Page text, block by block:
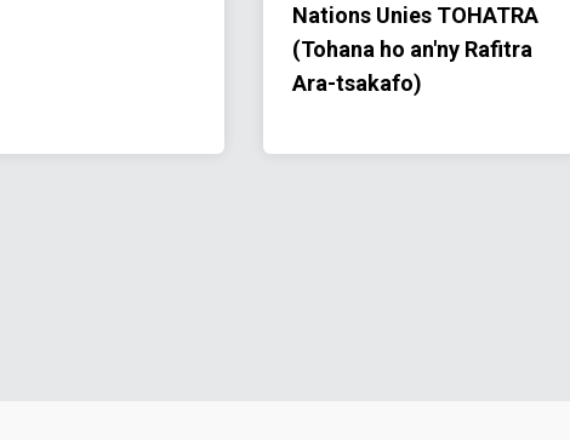
Nations Unies TOHATRA
(Tohana ho an'ny Rafitra
Ara-tsakafo)